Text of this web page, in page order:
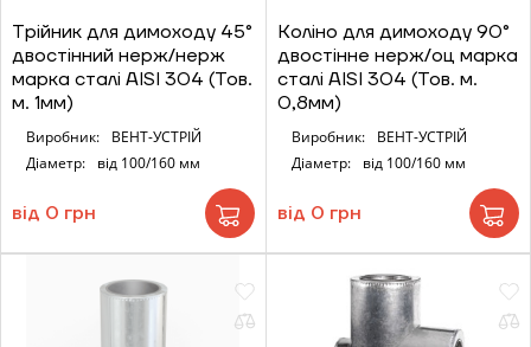
Трійник для димоходу 45°
двостінний нерж/нерж
марка сталі AISI 304 (Тов.
м. 1мм)
Виробник:
ВЕНТ-УСТРІЙ
Діаметр:
від 100/160 мм
від 0 грн
Коліно для димоходу 90°
двостінне нерж/оц марка
сталі AISI 304 (Тов. м.
0,8мм)
Виробник:
ВЕНТ-УСТРІЙ
Діаметр:
від 100/160 мм
від 0 грн